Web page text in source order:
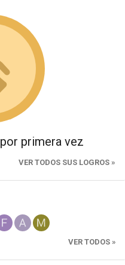
primera vez
VER TODOS SUS LOGROS »
VER TODOS »